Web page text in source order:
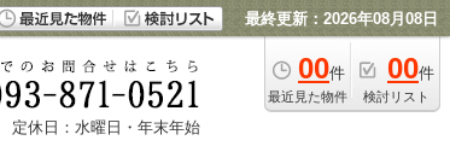
最終更新：2026年08月08日
00件
最近見た物件
00件
検討リスト
定休日：水曜日・年末年始